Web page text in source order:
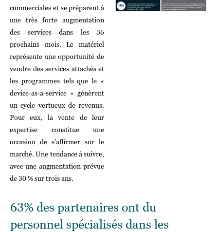
commerciales et se préparent à
une très forte augmentation
des services dans les 36
prochains mois. Le matériel
représente une opportunité de
vendre des services attachés et
les programmes tels que le «
device-as-a-service » génèrent
un cycle vertueux de revenus.
Pour eux, la vente de leur
expertise constitue une
occasion de s'affirmer sur le
marché. Une tendance à suivre,
avec une augmentation prévue
de 30 % sur trois ans.
63% des partenaires ont du
personnel spécialisés dans les